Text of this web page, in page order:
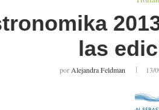
las
porAlejandra Feldman 13/